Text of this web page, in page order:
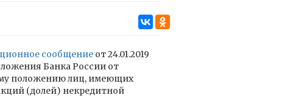
сообщениеот 24.01.2019
Банка России от
положению лиц, имеющих
(долей) некредитной